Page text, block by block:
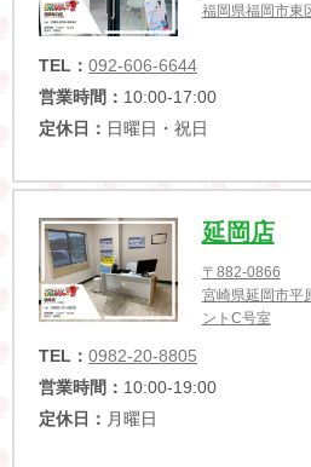
福岡県福岡市東
TEL： 092-606-6644
営業時間： 10:00-17:00
定休日： 日曜日・祝日
延岡店
〒882-0866
宮崎県延岡市平
ントC号室
TEL： 0982-20-8805
営業時間： 10:00-19:00
定休日： 月曜日